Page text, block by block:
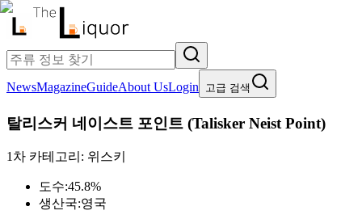
NewsMagazineGuideAbout UsLogin 고급 검색
탈리스커 네이스트 포인트 (Talisker Neist Point)
1차 카테고리: 위스키
도수:45.8%
생산국:영국